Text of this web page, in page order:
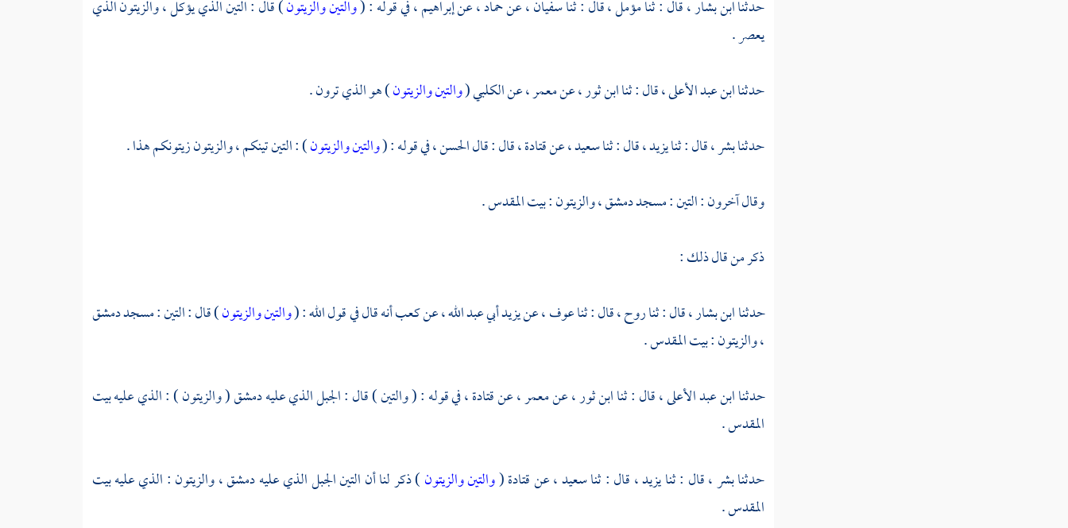
حدثناابن بشار ،قال : ثنامؤمل ،قال : ثناسفيان ،عنحماد ،عنإبراهيم ،في قوله : (والتين والزيتون) قال : التين الذي يؤكل ، والزيتون الذي
يعصر .
حدثناابن عبد الأعلى ،قال :ثنا ابن ثور ،عنمعمر ،عنالكلبي(والتين والزيتون) هو الذي ترون .
حدثنابشر ،قال : ثنايزيد ،قال : ثناسعيد ،عنقتادة ،قال : قالالحسن ،في قوله : (والتين والزيتون) : التين تينكم ، والزيتون زيتونكم هذا .
وقال آخرون : التين :مسجد دمشق ،والزيتون :بيت المقدس.
ذكر من قال ذلك :
حدثناابن بشار ،قال : ثناروح ،قال : ثناعوف ،عنيزيد أبي عبد الله ،عنكعبأنه قال في قول الله : (والتين والزيتون) قال : التين : مسجددمشق
،والزيتون :بيت المقدس.
حدثناابن عبد الأعلى ،قال :ثنا ابن ثور ،عنمعمر ،عنقتادة ،في قوله : ( والتين ) قال : الجبل الذي عليهدمشق( والزيتون ) : الذي عليهبيت
المقدس.
حدثنابشر ،قال : ثنايزيد ،قال : ثناسعيد ،عنقتادة(والتين والزيتون) ذكر لنا أن التين الجبل الذي عليهدمشق ،والزيتون : الذي عليهبيت
المقدس.